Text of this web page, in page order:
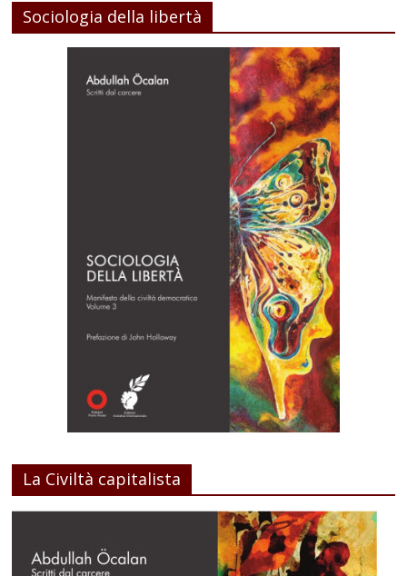
Sociologia della libertà
La Civiltà capitalista